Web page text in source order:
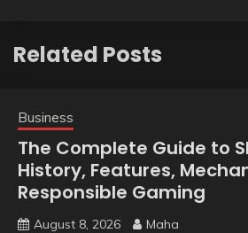
Related Posts
Business
The Complete Guide to
History, Features,
Responsible Gaming
August 8, 2026 Maha